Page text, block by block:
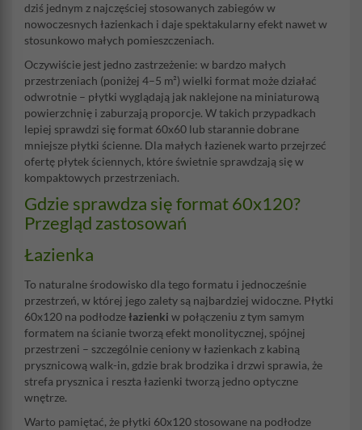
dziś jednym z najczęściej stosowanych zabiegów w
nowoczesnych łazienkach i daje spektakularny efekt nawet w
stosunkowo małych pomieszczeniach.
Oczywiście jest jedno zastrzeżenie: w bardzo małych
przestrzeniach (poniżej 4–5 m²) wielki format może działać
odwrotnie – płytki wyglądają jak naklejone na miniaturową
powierzchnię i zaburzają proporcje. W takich przypadkach
lepiej sprawdzi się format 60x60 lub starannie dobrane
mniejsze płytki ścienne. Dla małych łazienek warto przejrzeć
ofertę płytek ściennych, które świetnie sprawdzają się w
kompaktowych przestrzeniach.
Gdzie sprawdza się format 60x120?
Przegląd zastosowań
Łazienka
To naturalne środowisko dla tego formatu i jednocześnie
przestrzeń, w której jego zalety są najbardziej widoczne. Płytki
60x120 na podłodzełazienki w połączeniu z tym samym
formatem na ścianie tworzą efekt monolitycznej, spójnej
przestrzeni – szczególnie ceniony w łazienkach z kabiną
prysznicową walk-in, gdzie brak brodzika i drzwi sprawia, że
strefa prysznica i reszta łazienki tworzą jedno optyczne
wnętrze.
Warto pamiętać, że płytki 60x120 stosowane na podłodze